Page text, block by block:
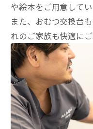
や絵本をご用意してい
また、おむつ交換台
れのご家族も快適にご